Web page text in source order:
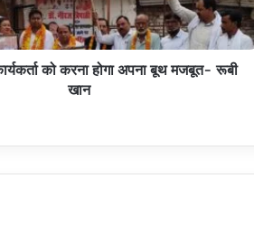
को करना होगा अपना बूथ मजबूत- रूबी
खान